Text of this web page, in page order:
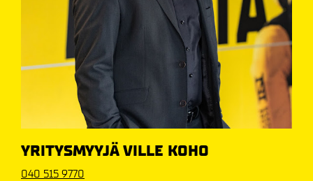
YRITYSMYYJÄ VILLE KOHO
040 515 9770